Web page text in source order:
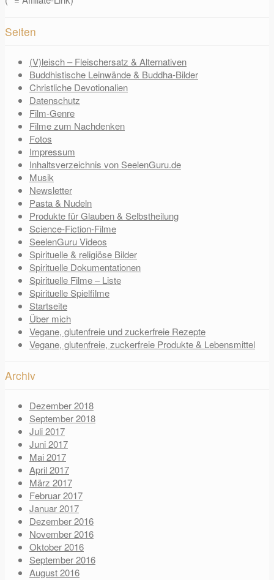
Seiten
(V)leisch – Fleischersatz & Alternativen
Buddhistische Leinwände & Buddha-Bilder
Christliche Devotionalien
Datenschutz
Film-Genre
Filme zum Nachdenken
Fotos
Impressum
Inhaltsverzeichnis von SeelenGuru.de
Musik
Newsletter
Pasta & Nudeln
Produkte für Glauben & Selbstheilung
Science-Fiction-Filme
SeelenGuru Videos
Spirituelle & religiöse Bilder
Spirituelle Dokumentationen
Spirituelle Filme – Liste
Spirituelle Spielfilme
Startseite
Über mich
Vegane, glutenfreie und zuckerfreie Rezepte
Vegane, glutenfreie, zuckerfreie Produkte & Lebensmittel
Archiv
Dezember 2018
September 2018
Juli 2017
Juni 2017
Mai 2017
April 2017
März 2017
Februar 2017
Januar 2017
Dezember 2016
November 2016
Oktober 2016
September 2016
August 2016